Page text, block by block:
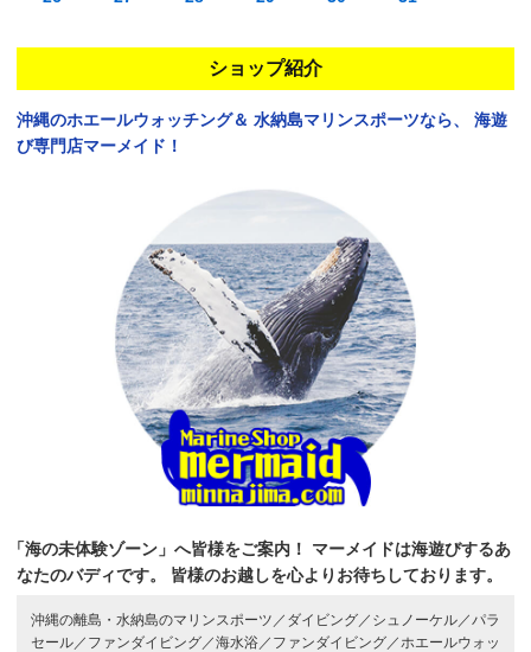
ショップ紹介
沖縄のホエールウォッチング＆ 水納島マリンスポーツなら、
海遊
び専門店マーメイド！
「海の未体験ゾーン」へ皆様をご案内！
マーメイドは海遊びするあ
なたのバディです。
皆様のお越しを心よりお待ちしております。
沖縄の離島・水納島のマリンスポーツ／ ダイビング／ シュノーケル／ パラ
セール／ ファンダイビング／海水浴／ ファンダイビング／ ホエールウォッ